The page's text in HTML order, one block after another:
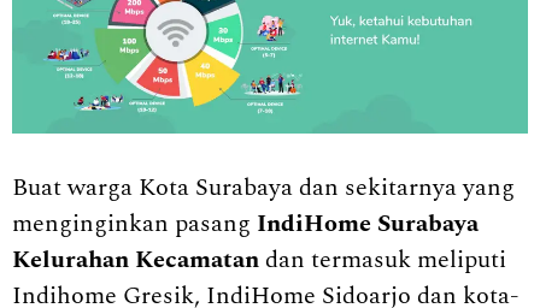
Buat warga Kota Surabaya dan sekitarnya yang
menginginkan pasang IndiHome Surabaya
Kelurahan Kecamatan dan termasuk meliputi
Indihome Gresik, IndiHome Sidoarjo dan kota-